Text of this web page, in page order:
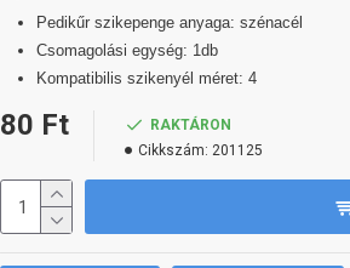
Pedikűr szikepenge anyaga: szénacél
Csomagolási egység: 1db
Kompatibilis szikenyél méret: 4
80 Ft
RAKTÁRON
Cikkszám: 201125